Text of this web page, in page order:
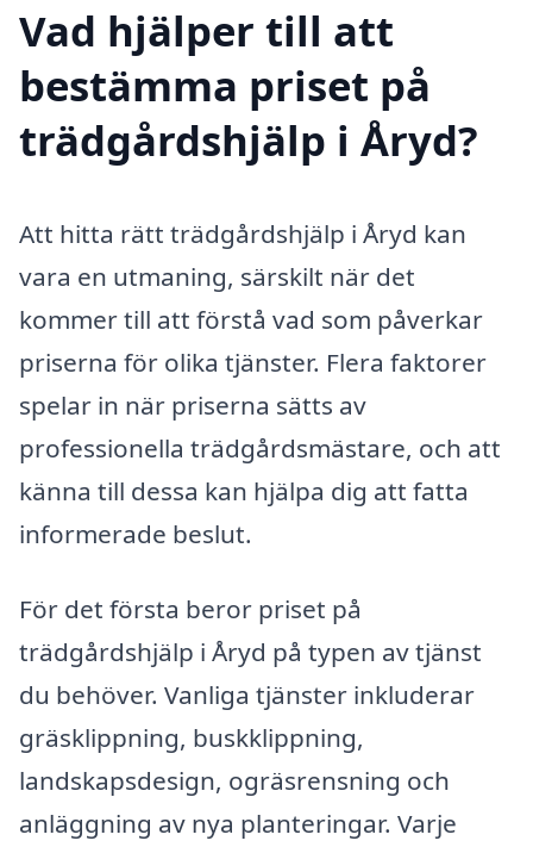
Vad hjälper till att
bestämma priset på
trädgårdshjälp i Åryd?
Att hitta rätt trädgårdshjälp i Åryd kan
vara en utmaning, särskilt när det
kommer till att förstå vad som påverkar
priserna för olika tjänster. Flera faktorer
spelar in när priserna sätts av
professionella trädgårdsmästare, och att
känna till dessa kan hjälpa dig att fatta
informerade beslut.
För det första beror priset på
trädgårdshjälp i Åryd på typen av tjänst
du behöver. Vanliga tjänster inkluderar
gräsklippning, buskklippning,
landskapsdesign, ogräsrensning och
anläggning av nya planteringar. Varje